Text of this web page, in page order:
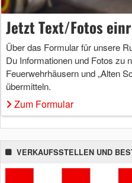
Jetzt Text/Fotos
Über das Formular für unsere
Du Informationen und Fotos zu
Feuerwehrhäusern und „Alten
übermitteln.
Zum Formular
VERKAUFSSTELLEN UND